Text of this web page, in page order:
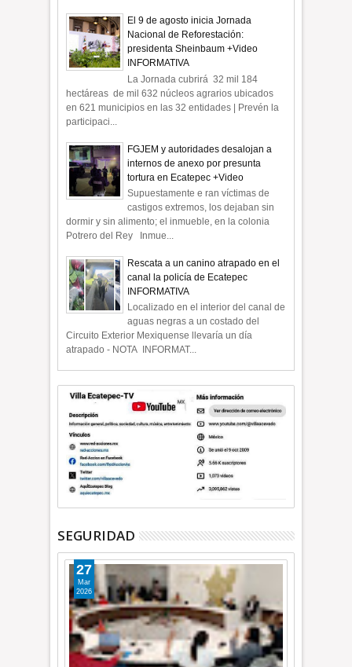
El 9 de agosto inicia Jornada
Nacional de Reforestación:
presidenta Sheinbaum +Video
INFORMATIVA
La Jornada cubrirá 32 mil 184
hectáreas de mil 632 núcleos agrarios ubicados
en 621 municipios en las 32 entidades | Prevén la
participaci...
FGJEM y autoridades desalojan a
internos de anexo por presunta
tortura en Ecatepec +Video
Supuestamente e ran víctimas de
castigos extremos, los dejaban sin
dormir y sin alimento; el inmueble, en la colonia
Potrero del Rey Inmue...
Rescata a un canino atrapado en el
canal la policía de Ecatepec
INFORMATIVA
Localizado en el interior del canal de
aguas negras a un costado del
Circuito Exterior Mexiquense llevaría un día
atrapado - NOTA INFORMAT...
SEGURIDAD
27
Mar
2026